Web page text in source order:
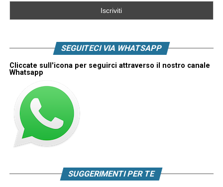
SEGUITECI VIA WHATSAPP
Cliccate sull'icona per seguirci attraverso il nostro canale
Whatsapp
SUGGERIMENTI PER TE